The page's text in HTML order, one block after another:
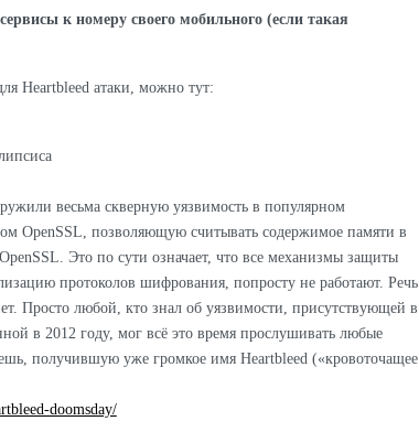
к номеру своего мобильного (если такая
Heartbleed атаки, можно тут:
весьма скверную уязвимость в популярном
OpenSSL, позволяющую считывать содержимое памяти в
Это по сути означает, что все механизмы защиты
протоколов шифрования, попросту не работают. Речь
Просто любой, кто знал об уязвимости, присутствующей в
в 2012 году, мог всё это время прослушивать любые
получившую уже громкое имя Heartbleed («кровоточащее
doomsday/